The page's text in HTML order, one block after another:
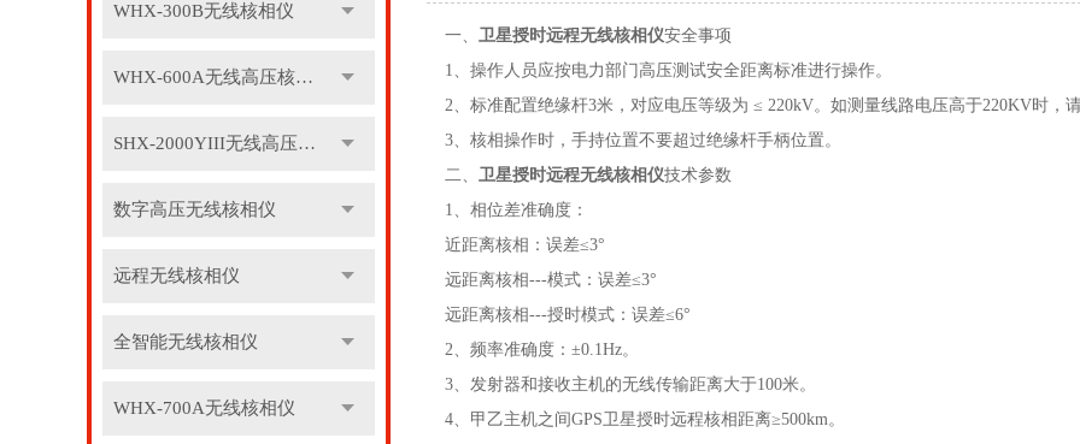
WHX-300B无线核相仪
WHX-600A无线高压核相仪
SHX-2000YIII无线高压核相仪
数字高压无线核相仪
远程无线核相仪
全智能无线核相仪
WHX-700A无线核相仪
一、 卫星授时远程无线核相仪安全事项
1、操作人员应按电力部门高压测试安全距离标准进行操作。
2、标准配置绝缘杆3米，对应电压等级为 ≤ 220kV。如测量线路电压高于220KV时，
3、核相操作时，手持位置不要超过绝缘杆手柄位置。
二、 卫星授时远程无线核相仪技术参数
1、相位差准确度：
近距离核相：误差≤3°
远距离核相---模式：误差≤3°
远距离核相---授时模式：误差≤6°
2、频率准确度：±0.1Hz。
3、发射器和接收主机的无线传输距离大于100米。
4、甲乙主机之间GPS卫星授时远程核相距离≥500km。